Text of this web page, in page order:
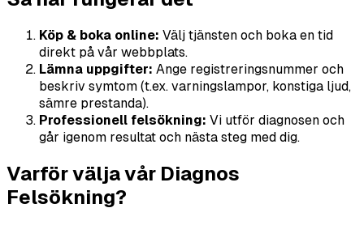
Köp & boka online: Välj tjänsten och boka en tid
direkt på vår webbplats.
Lämna uppgifter: Ange registreringsnummer och
beskriv symtom (t.ex. varningslampor, konstiga ljud,
sämre prestanda).
Professionell felsökning: Vi utför diagnosen och
går igenom resultat och nästa steg med dig.
Varför välja vår Diagnos
Felsökning?